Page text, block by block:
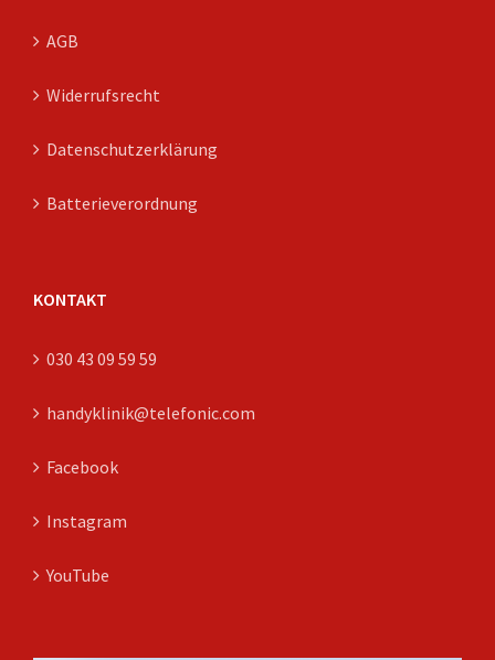
AGB
Widerrufsrecht
Datenschutzerklärung
Batterieverordnung
KONTAKT
030 43 09 59 59
handyklinik@telefonic.com
Facebook
Instagram
YouTube